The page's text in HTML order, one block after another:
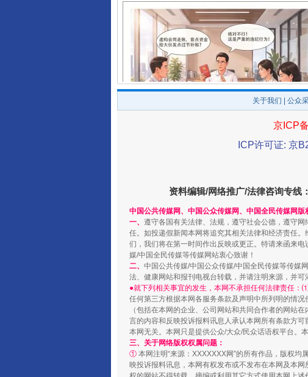
揭开“小金库”的免责幌子
受贿1.44亿！段成刚被判无期
关于我们 公众
京ICP
ICP许可证: 京
资料编辑/网络推广/法律咨询专线：
中国公共传媒网、中国公众传媒网、中国全民传媒网版
一、 遵守各国有关法律、法规，遵守社会公德，遵守
任。如投递假新闻本网将追究其相关法律和经济责任
们，我们将在第一时间作出反映或更正。特请来函来
媒/中国全民传媒等传媒网站衷心致谢！
二、 中国公共传媒/中国公众传媒/中国全民传媒等传媒
法、健康网站和报刊电视台转载，并请注明来源，并可
●就下列相关事宜的发生，本网不承担任何法律责任：
任何第三方根据本网各服务条款及声明中所列明的情
（包括在本网的企业、公司网站和共同合作者的网站在
言的内容和反映投诉报料讯息人承认本网所有条款方
本网无关。本网只是提供公众/大众/民众话语权平台。
三、关于网络版权权属问题：
① 本网注明“来源：XXXXXXX网”的所有作品，版权
映投诉报料讯息，本网有权发布或不发布在本网及本